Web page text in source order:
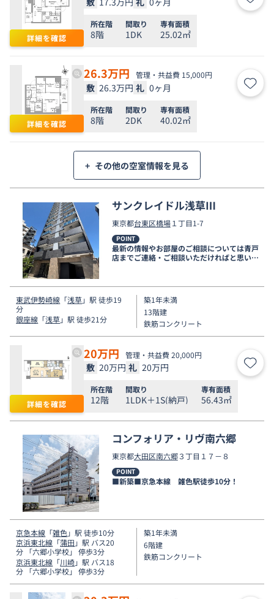
詳細を確認
お気
所在階
8階
間取り
1DK
専有面積
25.02㎡
詳細を確認
26.3万円 管理・共益費 15,000円
敷 26.3万円 礼 0ヶ月 お気
所在階
8階
間取り
2DK
専有面積
40.02㎡
+ その他の空室情報を見る
サンクレイドル浅草Ⅲ
東京都台東区橋場１丁目1-7
POINT
最新の情報やお部屋のご相談については青戸
店までご連絡・ご相談いただければと思いま
東武伊勢崎線 「浅草」駅 徒歩19
分
銀座線 「浅草」駅 徒歩21分
築1年未満
13階建
鉄筋コンクリート
詳細を確認
20万円 管理・共益費 20,000円
敷 20万円 礼 20万円 お気
所在階
12階
間取り
1LDK＋1S(納戸)
専有面積
56.43㎡
コンフォリア・リヴ南六郷
東京都大田区南六郷３丁目１７－８
POINT
■新築■京急本線 雑色駅徒歩10分！
京急本線 「雑色」駅 徒歩10分
京浜東北線 「蒲田 」駅 バス20
分 「六郷小学校」 停歩3分
京浜東北線 「川崎」駅 バス18
分 「六郷小学校」 停歩3分
築1年未満
6階建
鉄筋コンクリート